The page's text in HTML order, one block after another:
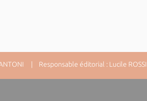
| Responsable éditorial : Lucile ROSSI